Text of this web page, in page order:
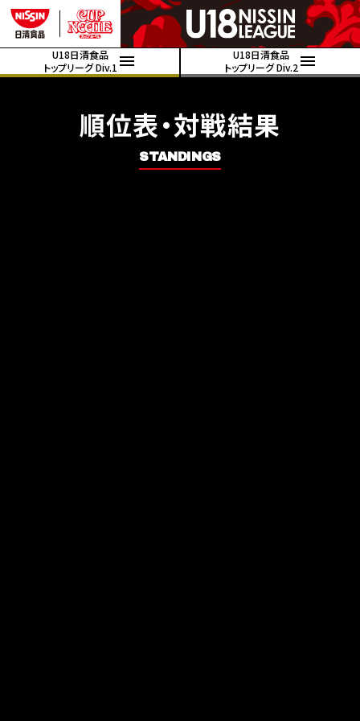
U18日清食品
トップリーグ Div.1
U18日清食品
トップリーグ Div.2
順位表・対戦結果
STANDINGS